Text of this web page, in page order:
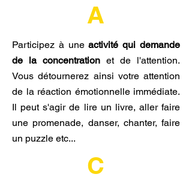
A
Participez à uneactivité qui demande
de la concentration et de l'attention.
Vous détournerez ainsi votre attention
de la réaction émotionnelle immédiate.
Il peut s'agir de lire un livre, aller faire
une promenade, danser, chanter, faire
un puzzle etc...
C